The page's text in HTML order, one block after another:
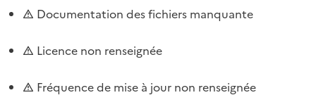
Documentation des fichiers manquante
Licence non renseignée
Fréquence de mise à jour non renseignée